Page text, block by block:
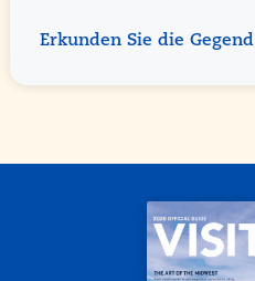
Erkunden Sie die Gegend